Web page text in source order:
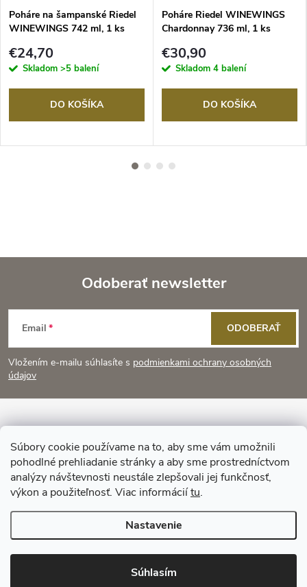
Súbory cookie používame na to, aby sme vám umožnili
pohodlné prehliadanie stránky a aby sme prostredníctvom
analýzy návštevnosti neustále zlepšovali jej funkčnosť,
výkon a použiteľnosť. Viac informáciítu.
Nastavenie
Súhlasím
Poháre na šampanské Riedel
WINEWINGS 742 ml, 1 ks
€24,70
Skladom >5 balení
DO KOŠÍKA
Poháre Riedel WINEWINGS
Chardonnay 736 ml, 1 ks
€30,90
Skladom 4 balení
DO KOŠÍKA
Z
á
p
ä
e
Odoberať newsletter
Email
Vložením e-mailu súhlasíte s podmienkami ochrany osobných
údajov
ODOBERAŤ
Informácie pre vás
Prijímame online platby
Copyright 2026KitchenStyle. Všetky práva vyhradené.